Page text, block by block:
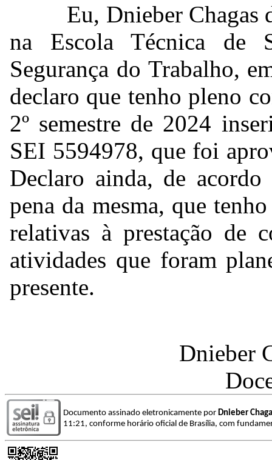
Eu, Dnieber
na Escola Técnica de
Segurança do Trabalho,
declaro que tenho pleno
2º semestre de 2024
SEI 5594978, que foi
Declaro ainda, de
pena da mesma, que
relativas à prestação de
atividades que foram
presente.
Dnieber
Documento assinado eletronicamente por Dnieber
11:21, conforme horário oficial de Brasília, com